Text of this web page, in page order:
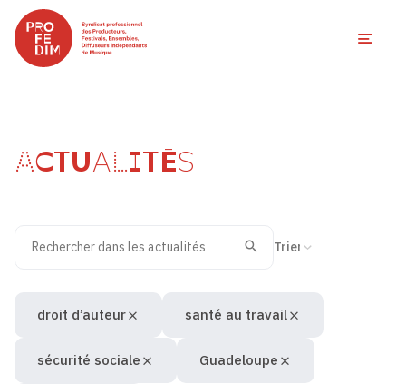
ACTUALITÉS
Recherche
Valider
droit d’auteur santé au travail
sécurité sociale Guadeloupe